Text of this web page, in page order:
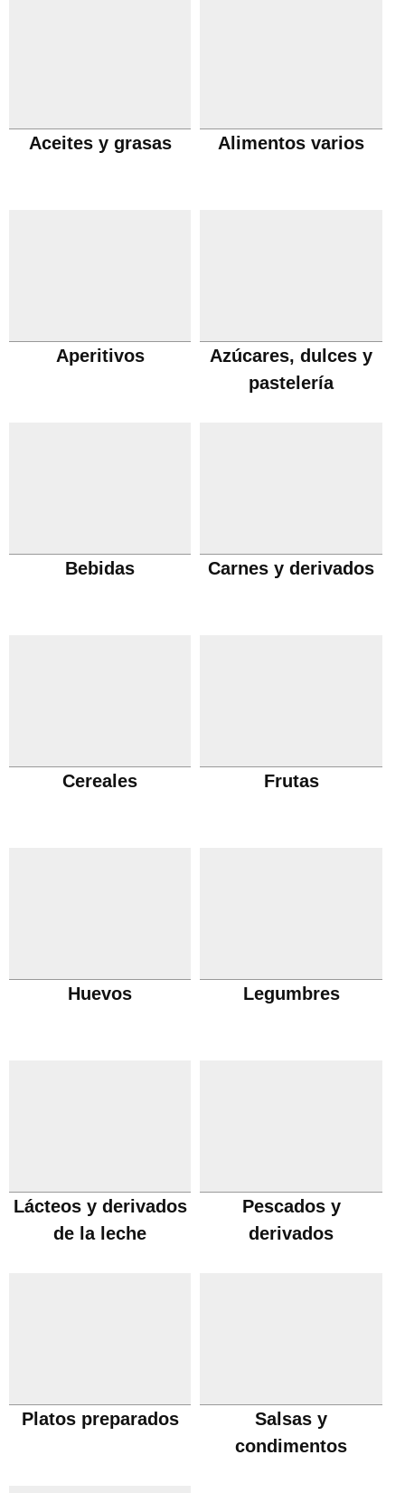
Aceites y grasas Alimentos varios
Aperitivos
Azúcares, dulces y
pastelería
Bebidas Carnes y derivados
Cereales Frutas
Huevos Legumbres
Lácteos y derivados
de la leche
Pescados y
derivados
Platos preparados
Salsas y
condimentos